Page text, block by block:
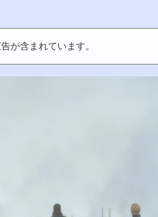
が含まれています。